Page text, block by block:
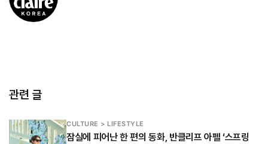
관련 글
CULTURE > LIFESTYLE
잠실에 피어난 한 편의 동화, 반클리프 아펠 ‘스프링